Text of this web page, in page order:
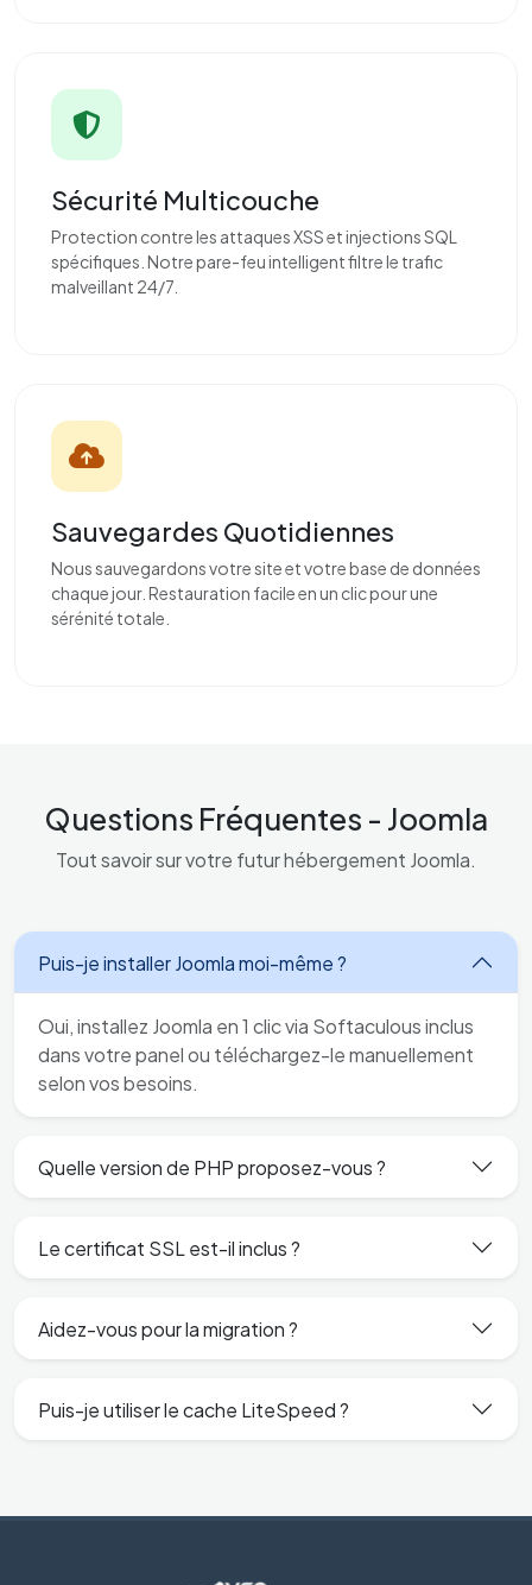
Sécurité Multicouche
Protection contre les attaques XSS et injections SQL
spécifiques. Notre pare-feu intelligent filtre le trafic
malveillant 24/7.
Sauvegardes Quotidiennes
Nous sauvegardons votre site et votre base de données
chaque jour. Restauration facile en un clic pour une
sérénité totale.
Questions Fréquentes - Joomla
Tout savoir sur votre futur hébergement Joomla.
Puis-je installer Joomla moi-même ?
Oui, installez Joomla en 1 clic via Softaculous inclus
dans votre panel ou téléchargez-le manuellement
selon vos besoins.
Quelle version de PHP proposez-vous ?
Le certificat SSL est-il inclus ?
Aidez-vous pour la migration ?
Puis-je utiliser le cache LiteSpeed ?